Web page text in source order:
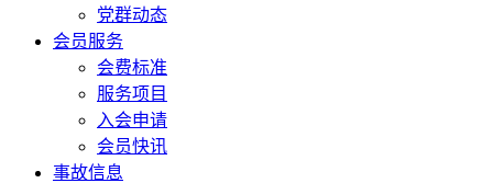
党群动态
会员服务
会费标准
服务项目
入会申请
会员快讯
事故信息